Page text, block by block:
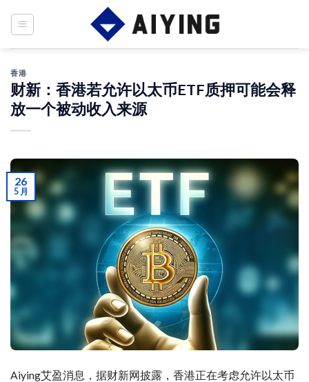
香港
财新：香港若允许以太币ETF质押可能会释
放一个被动收入来源
26
5 月
Aiying艾盈消息，据财新网披露，香港正在考虑允许以太币